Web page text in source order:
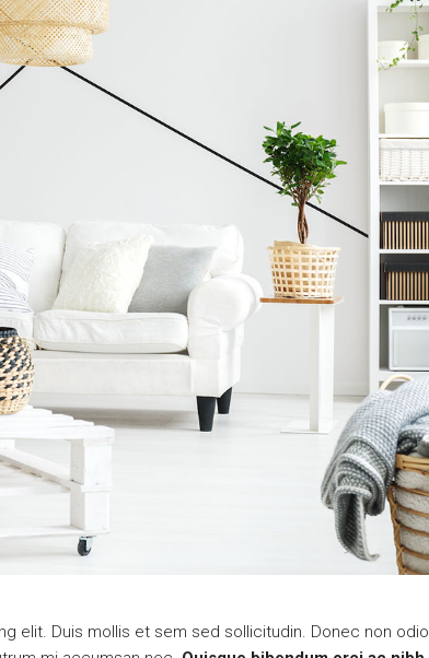
elit. Duis mollis et sem sed sollicitudin. Donec non odio